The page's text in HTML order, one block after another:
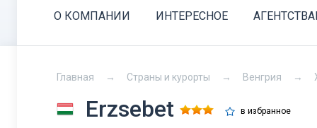
О КОМПАНИИ ИНТЕРЕСНОЕ
Главная Страны и курорты Венгрия
Erzsebet в избранное